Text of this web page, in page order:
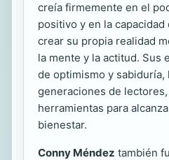
creía firmemente en el
positivo y en la
crear su propia realidad
la mente y la actitud. Sus
de optimismo y sabiduría,
generaciones de
herramientas para
bienestar.
Conny Méndez también